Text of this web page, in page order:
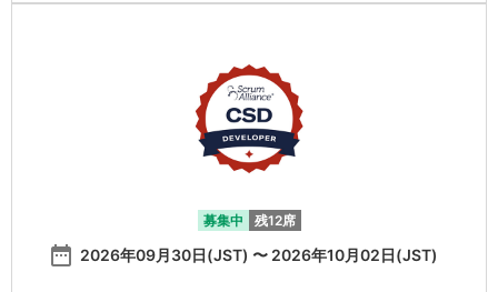
募集中 残12席
date_range 2026年09月30日(JST) 〜 2026年10月02日(JST)